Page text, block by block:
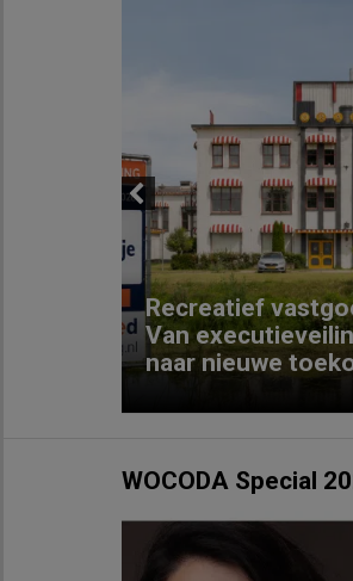
Previous
Recreatief
Van
naar nieuwe
WOCODA Special